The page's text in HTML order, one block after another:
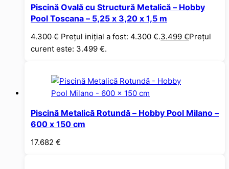
Piscină Ovală cu Structură Metalică – Hobby
Pool Toscana – 5,25 x 3,20 x 1,5 m
4.300€ Prețul inițial a fost: 4.300 €.3.499 €Prețul
curent este: 3.499 €.
Piscină Metalică Rotundă – Hobby Pool Milano –
600 x 150 cm
17.682 €